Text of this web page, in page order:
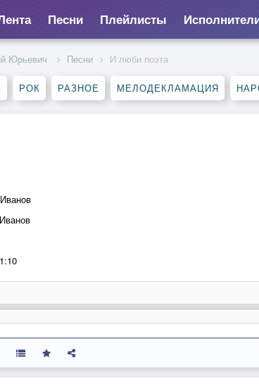
Песни Плейлисты
Юрьевич Песни И люби поэта
РОК РАЗНОЕ МЕЛОДЕКЛАМАЦИЯ